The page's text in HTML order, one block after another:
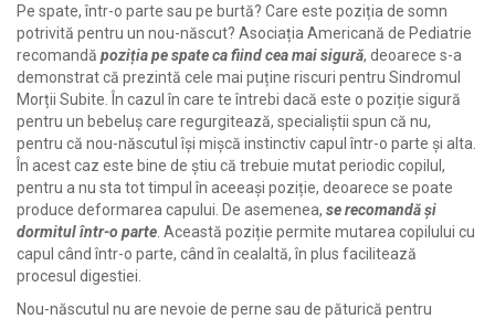
Pe spate, într-o parte sau pe burtă? Care este poziția de somn
potrivită pentru un nou-născut? Asociația Americană de Pediatrie
recomandă poziția pe spate ca fiind cea mai sigură, deoarece s-a
demonstrat că prezintă cele mai puține riscuri pentru Sindromul
Morții Subite. În cazul în care te întrebi dacă este o poziție sigură
pentru un bebeluș care regurgitează, specialiștii spun că nu,
pentru că nou-născutul își mișcă instinctiv capul într-o parte și alta.
În acest caz este bine de știu că trebuie mutat periodic copilul,
pentru a nu sta tot timpul în aceeași poziție, deoarece se poate
produce deformarea capului. De asemenea, se recomandă și
dormitul într-o parte . Această poziție permite mutarea copilului cu
capul când într-o parte, când în cealaltă, în plus facilitează
procesul digestiei.
Nou-născutul nu are nevoie de perne sau de păturică pentru